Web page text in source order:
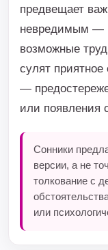
предвещает
невредимым —
возможные
сулят
—
или появления
Сонники
версии, а не
толкование с
или